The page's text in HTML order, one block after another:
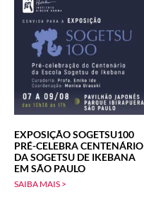
EXPOSIÇÃO SOGETSU100
PRÉ-CELEBRA CENTENÁRIO
DA SOGETSU DE IKEBANA
EM SÃO PAULO
SAIBA MAIS >